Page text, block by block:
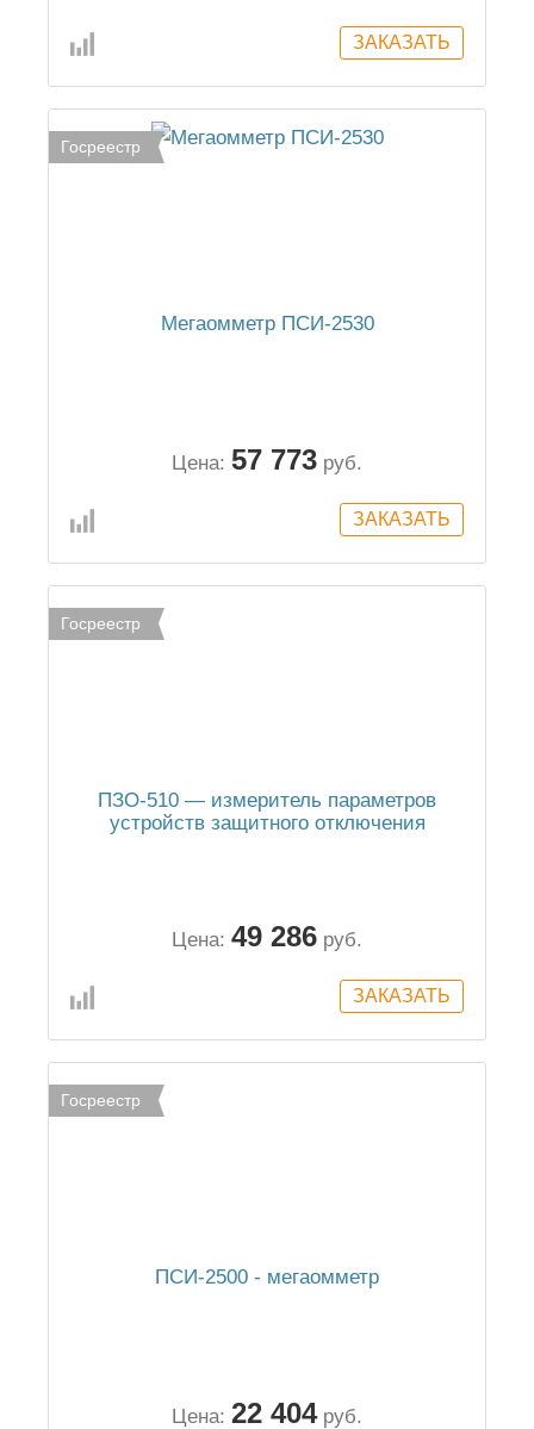
Госреестр
Мегаомметр ПСИ-2530
Цена: 57 773 руб.
Госреестр
ПЗО-510 — измеритель параметров
устройств защитного отключения
Цена: 49 286 руб.
Госреестр
ПСИ-2500 - мегаомметр
Цена: 22 404 руб.